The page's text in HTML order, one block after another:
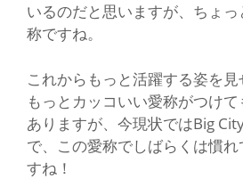
いるのだと思いますが、ちょ
称ですね。
これからもっと活躍する姿を
もっとカッコいい愛称がつけ
ありますが、今現状ではBig
で、この愛称でしばらくは慣
すね！